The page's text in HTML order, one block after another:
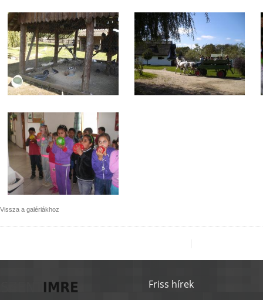
Vissza a galériákhoz
Friss hírek